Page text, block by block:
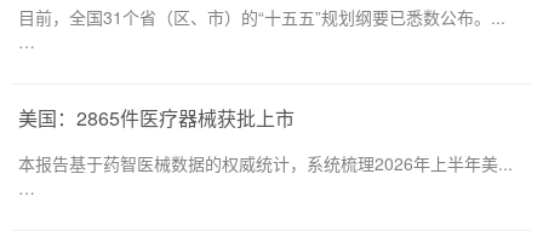
目前，全国31个省（区、市）的“十五五”规划纲要已悉数公布。...
…
美国：2865件医疗器械获批上市
本报告基于药智医械数据的权威统计，系统梳理2026年上半年美...
…